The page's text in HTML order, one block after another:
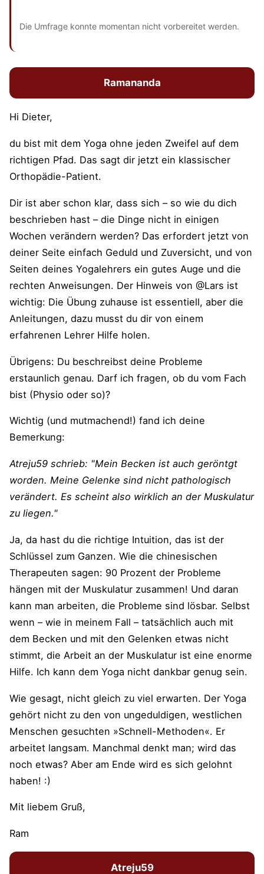
Die Umfrage konnte momentan nicht vorbereitet werden.
Ramananda
Hi Dieter,
du bist mit dem Yoga ohne jeden Zweifel auf dem
richtigen Pfad. Das sagt dir jetzt ein klassischer
Orthopädie-Patient.
Dir ist aber schon klar, dass sich – so wie du dich
beschrieben hast – die Dinge nicht in einigen
Wochen verändern werden? Das erfordert jetzt von
deiner Seite einfach Geduld und Zuversicht, und von
Seiten deines Yogalehrers ein gutes Auge und die
rechten Anweisungen. Der Hinweis von @Lars ist
wichtig: Die Übung zuhause ist essentiell, aber die
Anleitungen, dazu musst du dir von einem
erfahrenen Lehrer Hilfe holen.
Übrigens: Du beschreibst deine Probleme
erstaunlich genau. Darf ich fragen, ob du vom Fach
bist (Physio oder so)?
Wichtig (und mutmachend!) fand ich deine
Bemerkung:
Atreju59 schrieb: "Mein Becken ist auch geröntgt
worden. Meine Gelenke sind nicht pathologisch
verändert. Es scheint also wirklich an der Muskulatur
zu liegen."
Ja, da hast du die richtige Intuition, das ist der
Schlüssel zum Ganzen. Wie die chinesischen
Therapeuten sagen: 90 Prozent der Probleme
hängen mit der Muskulatur zusammen! Und daran
kann man arbeiten, die Probleme sind lösbar. Selbst
wenn – wie in meinem Fall – tatsächlich auch mit
dem Becken und mit den Gelenken etwas nicht
stimmt, die Arbeit an der Muskulatur ist eine enorme
Hilfe. Ich kann dem Yoga nicht dankbar genug sein.
Wie gesagt, nicht gleich zu viel erwarten. Der Yoga
gehört nicht zu den von ungeduldigen, westlichen
Menschen gesuchten »Schnell-Methoden«. Er
arbeitet langsam. Manchmal denkt man; wird das
noch etwas? Aber am Ende wird es sich gelohnt
haben! :)
Mit liebem Gruß,
Ram
Atreju59